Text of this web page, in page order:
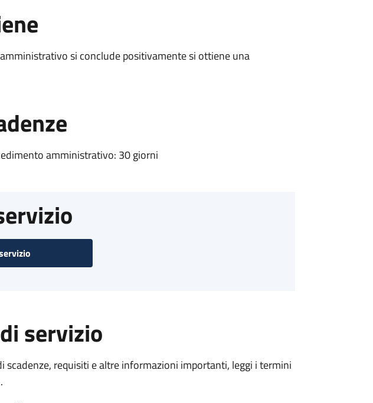
si conclude positivamente si ottiene una
amministrativo: 30 giorni
servizio
scadenze, requisiti e altre informazioni importanti, leggi i termini